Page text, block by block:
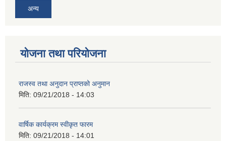
अन्य
योजना तथा परियोजना
राजस्व तथा अनुदान प्राप्तको अनुमान
मिति: 09/21/2018 - 14:03
वार्षिक कार्यक्रम स्वीकृत फारम
मिति: 09/21/2018 - 14:01